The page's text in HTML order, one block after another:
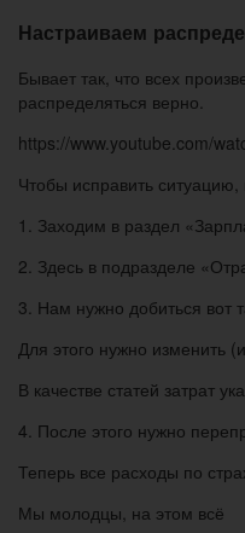
Настраиваем
Бывает так, что всех
распределяться верно.
https://www.youtube.com/
Чтобы исправить
1. Заходим в раздел
2. Здесь в подразделе
3. Нам нужно добиться вот
Для этого нужно изменить
В качестве статей затрат
4. После этого нужно
Теперь все расходы по
Мы молодцы, на этом всё